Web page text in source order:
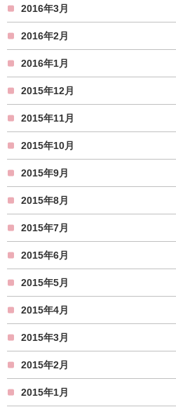
2016年3月
2016年2月
2016年1月
2015年12月
2015年11月
2015年10月
2015年9月
2015年8月
2015年7月
2015年6月
2015年5月
2015年4月
2015年3月
2015年2月
2015年1月